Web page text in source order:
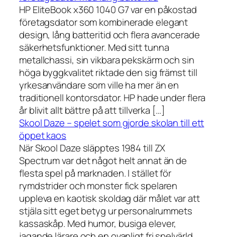
HP EliteBook x360 1040 G7 var en påkostad
företagsdator som kombinerade elegant
design, lång batteritid och flera avancerade
säkerhetsfunktioner. Med sitt tunna
metallchassi, sin vikbara pekskärm och sin
höga byggkvalitet riktade den sig främst till
yrkesanvändare som ville ha mer än en
traditionell kontorsdator. HP hade under flera
år blivit allt bättre på att tillverka […]
Skool Daze – spelet som gjorde skolan till ett
öppet kaos
När Skool Daze släpptes 1984 till ZX
Spectrum var det något helt annat än de
flesta spel på marknaden. I stället för
rymdstrider och monster fick spelaren
uppleva en kaotisk skoldag där målet var att
stjäla sitt eget betyg ur personalrummets
kassaskåp. Med humor, busiga elever,